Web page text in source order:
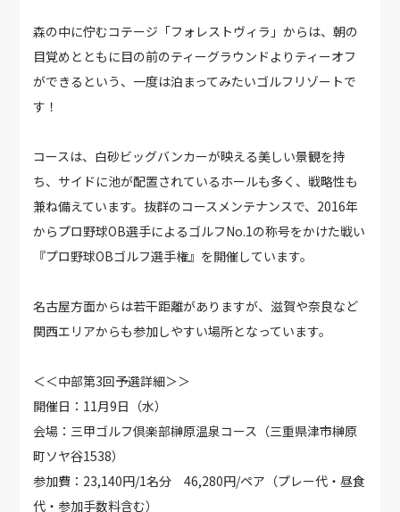
森の中に佇むコテージ「フォレストヴィラ」からは、朝の
目覚めとともに目の前のティーグラウンドよりティーオフ
ができるという、一度は泊まってみたいゴルフリゾートで
す！
コースは、白砂ビッグバンカーが映える美しい景観を持
ち、サイドに池が配置されているホールも多く、戦略性も
兼ね備えています。抜群のコースメンテナンスで、2016年
からプロ野球OB選手によるゴルフNo.1の称号をかけた戦い
『プロ野球OBゴルフ選手権』を開催しています。
名古屋方面からは若干距離がありますが、滋賀や奈良など
関西エリアからも参加しやすい場所となっています。
＜＜中部第3回予選詳細＞＞
開催日：11月9日（水）
会場：三甲ゴルフ倶楽部榊原温泉コース（三重県津市榊原
町ソヤ谷1538）
参加費：23,140円/1名分 46,280円/ペア（プレー代・昼食
代・参加手数料含む）